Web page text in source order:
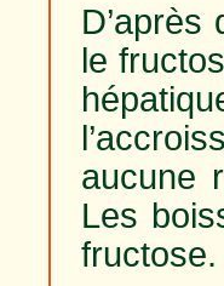
le
aucune
Les
fructose.